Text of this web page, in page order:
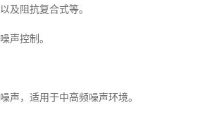
及阻抗复合式等。
声控制。
声，适用于中高频噪声环境。